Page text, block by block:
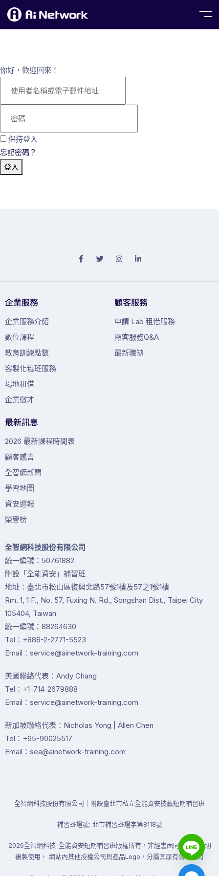
你好，歡迎回來！
保持登入
忘記密碼？
登入
企業服務
企業服務介紹
數位課程
教育訓練點數
客製化包班服務
場地租借
企業徵才
顧客服務
申請 Lab 租借服務
顧客服務Q&A
最新職缺
最新訊息
2026 最新課程時間表
顧客感言
全智網新聞
學習地圖
資安週報
榮譽榜
全智網科技股份有限公司
統一編號：50761882
附設「全能資安」補習班
地址：臺北市松山區復興北路57號1樓及57之1號1樓
Rm. 1, 1 F., No. 57, Fuxing N. Rd., Songshan Dist., Taipei City
105404, Taiwan
統一編號：88264630
Tel：+886-2-2771-5523
Email：service@ainetwork-training.com
美國聯絡代表：Andy Chang
Tel：+1-714-2679888
Email：service@ainetwork-training.com
新加坡聯絡代表：Nicholas Yong | Allen Chen
Tel：+65-90025517
Email：sea@ainetwork-training.com
全智網科技股份有限公司｜附設臺北市私立全能資安技藝短期補習班
補習班證號: 北市補習班證字第8118號
2026全智網科技-全能資安短期補習班版權所有，非經書面同意禁止一切
複製使用， 網站內其他授權公司與產品Logo，分屬其原有公司所有